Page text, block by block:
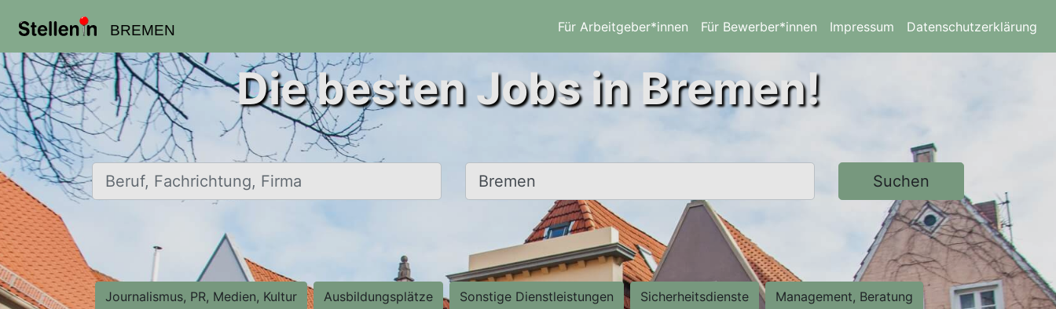
BREMEN Für Arbeitgeber*innen Für Bewerber*innen Impressum Datenschutzerklärung
Die besten Jobs in Bremen!
Beruf, Fachrichtung, Firma Ort, Stadt Suchen
Journalismus, PR, Medien, Kultur Ausbildungsplätze Sonstige Dienstleistungen Sicherheitsdienste Management, Beratung